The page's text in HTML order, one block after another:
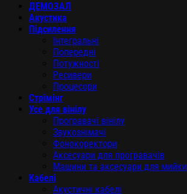
ДЕМОЗАЛ
Акустика
Підсилення
Інтегральні
Попередні
Потужності
Ресивери
Процесори
Стрімінг
Усе для вінілу
Програвачі вінілу
Звукознімачі
Фонокоректори
Аксесуари для програвачів
Машини та аксесуари для мийки
Кабелі
Акустичні кабелі